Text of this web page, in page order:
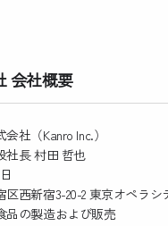
会社概要
社（Kanro Inc.）
社長 村田 哲也
西新宿3-20-2 東京オペラシ
品の製造および販売